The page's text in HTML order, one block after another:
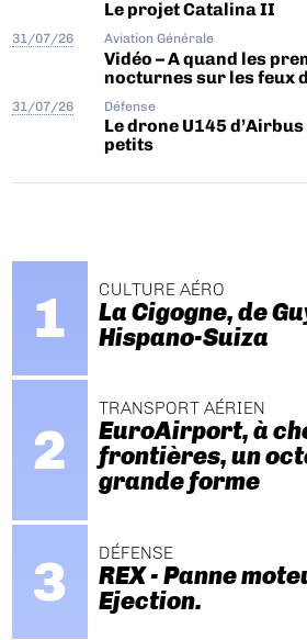
Le projet Catalina II
31/07/26 Aviation Générale
Vidéo – A quand les
nocturnes sur les feux
31/07/26 Défense
Le drone U145
petits
CULTURE AÉRO
La Cigogne, de
Hispano-Suiza
TRANSPORT AÉRIEN
EuroAirport, à
frontières, un
grande forme
DÉFENSE
REX - Panne
Ejection.